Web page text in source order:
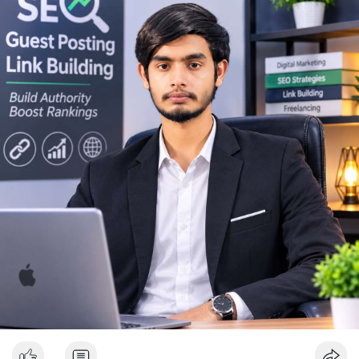
Lời khuyên ngắn gọn cho nhà đầu tư nhỏ lẻ: Theo dõi sát biến
động thanh khoản trên các sàn lớn trong 24-48 giờ tới. Không
nên FOMO hoặc hoảng loạn bán tháo khi thấy lệnh chuyển lớn.
Hãy đặt lệnh dừng lỗ hợp lý và chờ xác nhận xu hướng rõ ràng
trước khi vào lệnh mới.
#10btc #650kusd #chotloinganhan
#tichluydaihan
#btcmempool